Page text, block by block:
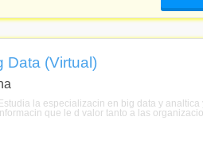
Data (Virtual)
la especializacin en big data y
que le d valor tanto a las